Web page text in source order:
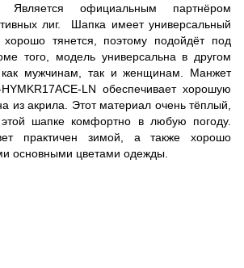
официальным партнёром
лиг. Шапка имеет универсальный
тянется, поэтому подойдёт под
того, модель универсальна в другом
мужчинам, так и женщинам. Манжет
LN обеспечивает хорошую
из акрила. Этот материал очень тёплый,
шапке комфортно в любую погоду.
практичен зимой, а также хорошо
основными цветами одежды.